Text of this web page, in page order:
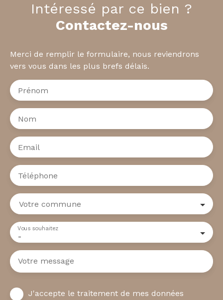
Intéressé par ce bien ?
Contactez-nous
Merci de remplir le formulaire, nous reviendrons
vers vous dans les plus brefs délais.
Prénom
Nom
Email
Téléphone
Votre commune
-
Vous souhaitez
Votre message
J'accepte le traitement de mes données